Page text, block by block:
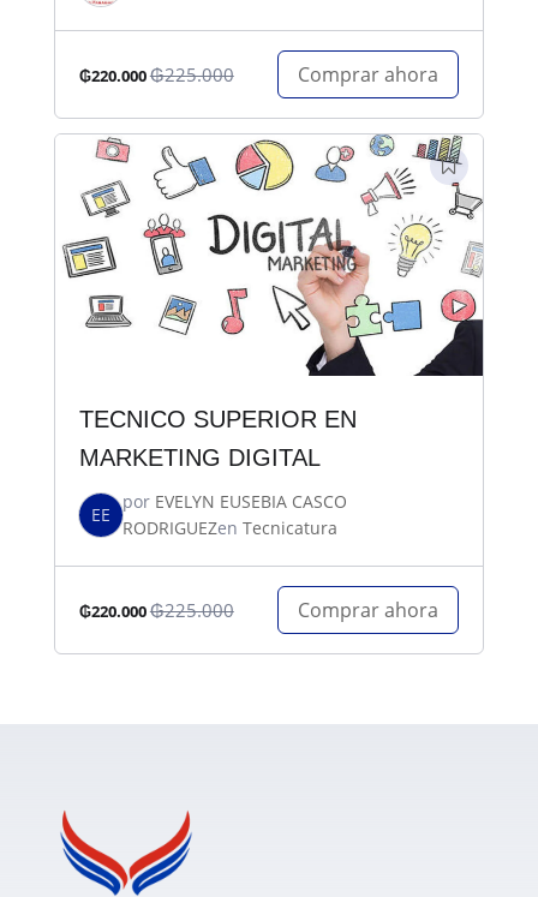
₲220.000₲225.000 Comprar ahora
TECNICO SUPERIOR EN
MARKETING DIGITAL
EE
por EVELYN EUSEBIA CASCO
RODRIGUEZen Tecnicatura
₲220.000₲225.000 Comprar ahora